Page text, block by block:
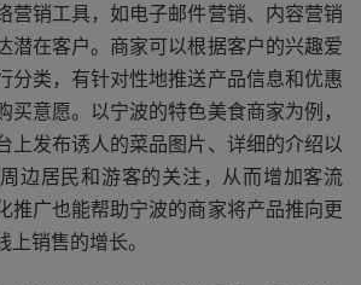
营销工具，如电子邮件营销、内容营销
潜在客户。商家可以根据客户的兴趣爱
分类，有针对性地推送产品信息和优惠
买意愿。以宁波的特色美食商家为例，
上发布诱人的菜品图片、详细的介绍以
边居民和游客的关注，从而增加客流
推广也能帮助宁波的商家将产品推向更
销售的增长。